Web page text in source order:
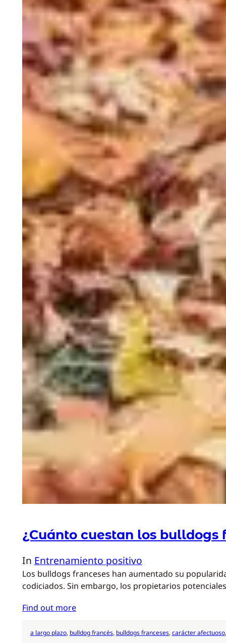
¿Cuánto cuestan los bulldogs
In Entrenamiento positivo
Los bulldogs franceses han aumentado su
codiciados. Sin embargo, los propietarios
Find out more
a largo plazo, bulldog francés, bulldogs franceses, carácter afectuoso